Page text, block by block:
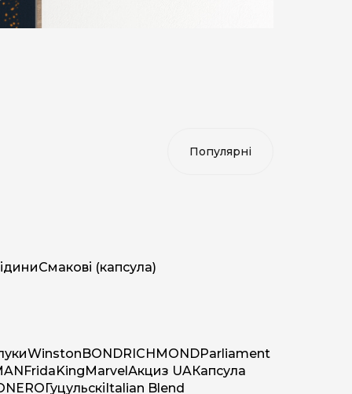
Смакові (капсула)
WinstonBONDRICHMONDParliament
FridaKingMarvelАкциз UAКапсула
NEROГуцульскіItalian Blend